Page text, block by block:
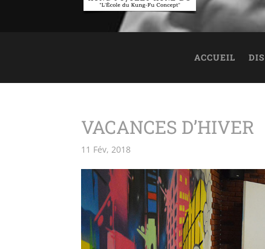
ACCUEIL
VACANCES D’HIVER
11 Fév, 2018